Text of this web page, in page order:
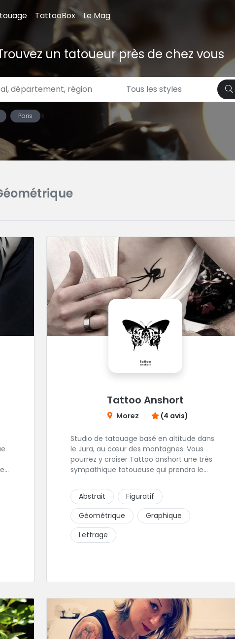
TattooBox Le Mag
un tatoueur près de chez vous
Paris
Tattoo Anshort
Morez (4 avis)
Studio de tatouage basé en altitude dans
le Jura, au cœur des montagnes. Vous
pourrez y croiser Tattoo anshort une très
sympathique tatoueuse qui prendra le
tattoo. Tattooanshort c'est l’occasion
parfaite pour se faire piquer la peau à la
montagne ! Elle maîtrise les lettrages et les
aplats de noir. N’hésitez pas à la contacter
pour lui soumettre votre projet.
Abstrait
Figuratif
Géométrique
Graphique
Lettrage